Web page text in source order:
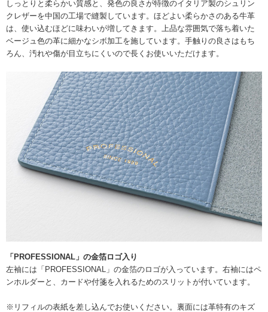
しっとりと柔らかい質感と、発色の良さが特徴のイタリア製のシュリン
クレザーを中国の工場で縫製しています。ほどよい柔らかさのある牛革
は、使い込むほどに味わいが増してきます。上品な雰囲気で落ち着いた
ベージュ色の革に細かなシボ加工を施しています。手触りの良さはもち
ろん、汚れや傷が目立ちにくいので長くお使いいただけます。
「PROFESSIONAL」の金箔ロゴ入り
左袖には「PROFESSIONAL」の金箔のロゴが入っています。右袖にはペ
ンホルダーと、カードや付箋を入れるためのスリットが付いています。
※リフィルの表紙を差し込んでお使いください。裏面には革特有のキズ